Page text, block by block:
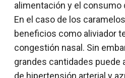
alimentación y el
En el caso de los
beneficios como aliviador
congestión nasal. Sin
grandes cantidades puede
de hipertensión arterial y